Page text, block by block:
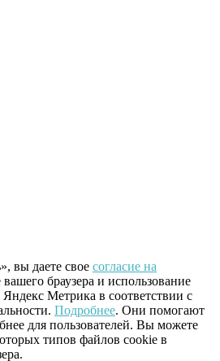
вы даете свое согласие на
вашего браузера и использование
Метрика в соответствии с
Подробнее. Они помогают
для пользователей. Вы можете
типов файлов cookie в